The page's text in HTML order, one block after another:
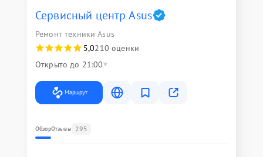
Сервисный центр Asus
Ремонт техники Asus
5,0210 оценки
Открыто до 21:00
Маршрут
ОбзорОтзывы 295